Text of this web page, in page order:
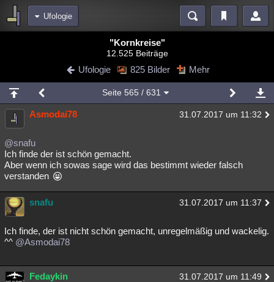
Ufologie
Blogs Videos
Chat Wiki Neuigkeiten
meine Rubriken
Menschen Wissenschaft Mystery Kriminalfälle
Spiritualität
Natur Umfragen Unterhaltung
Philosophie Literatur
Astronomie Helpdesk Gruppen Gaming Filme
Übersichten
"Kornkreise"
12.525 Beiträge
Ufologie 825 Bilder Mehr
Seite 565 / 631
Asmodai78 31.07.2017 um 11:32
@snafu
Ich finde der ist schön gemacht.
Aber wenn ich sowas sage wird das bestimmt wieder falsch
verstanden
snafu 31.07.2017 um 11:37
Ich finde, der ist nicht schön gemacht, unregelmäßig und wackelig.
^^ @Asmodai78
Fedaykin 31.07.2017 um 11:49